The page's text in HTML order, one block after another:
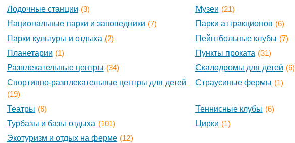
Лодочные станции (3) Музеи (21)
Национальные парки и заповедники (7) Парки аттракционов (6)
Парки культуры и отдыха (2) Пейнтбольные клубы (7)
Планетарии (1) Пункты проката (31)
Развлекательные центры (34) Скалодромы для детей (6)
Спортивно-развлекательные центры для детей
(19)
Страусиные фермы (1)
Театры (6) Теннисные клубы (6)
Турбазы и базы отдыха (101) Цирки (1)
Экотуризм и отдых на ферме (12)